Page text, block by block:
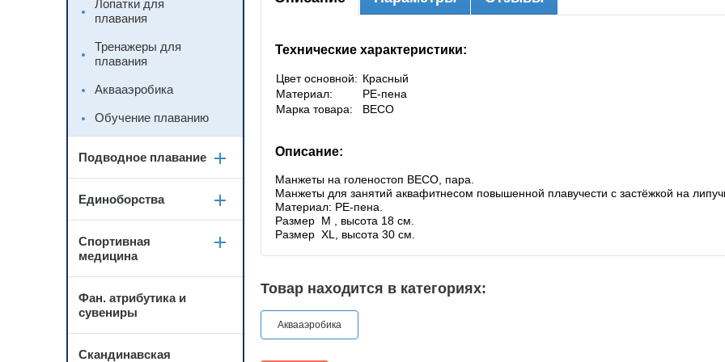
Технические характеристики:
Цвет основной: Красный
Материал:
РЕ-пена
Марка товара:
BЕСО
Описание:
Манжеты на голеностоп ВЕСО, пара.
Манжеты для занятий аквафитнесом повышенной плавучести с застёжкой на
Материал: РЕ-пена.
Размер M , высота 18 см.
Размер XL, высота 30 см.
Товар находится в категориях:
Аквааэробика
Лопатки для
плавания
Тренажеры для
плавания
Аквааэробика
Обучение плаванию
Подводное плавание
Единоборства
Спортивная
медицина
Фан. атрибутика и
сувениры
Скандинавская